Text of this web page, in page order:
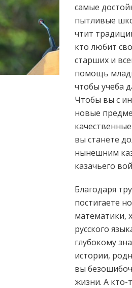
самые
пытливые
чтит
кто любит
старших и
помощь
чтобы учеба
Чтобы вы с
новые
вы станете
нынешним
казачьего
Благодаря
постигаете
математики,
русского
глубокому
истории,
вы
жизни. А кто-